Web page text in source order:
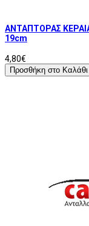
ΑΝΤΑΠΤΟΡΑΣ
19cm
4,80€
Προσθήκη στο Καλάθι